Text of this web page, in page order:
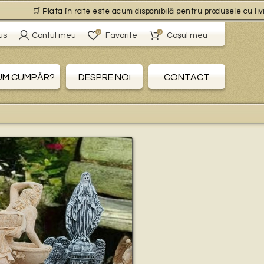
🛒 Plata în rate este acum disponibilă pentru produsele cu
Contul meu 0 Favorite 0 Coşul meu
CUMPĂR? DESPRE NOi CONTACT